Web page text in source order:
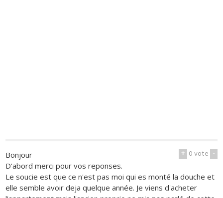
+ 0vote -
Bonjour
D'abord merci pour vos reponses.
Le soucie est que ce n'est pas moi qui es monté la douche et
elle semble avoir deja quelque année. Je viens d'acheter